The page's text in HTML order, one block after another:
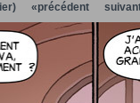
«précédent